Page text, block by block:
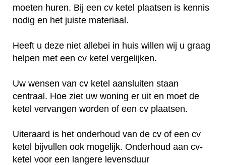
moeten huren. Bij een cv ketel plaatsen is kennis
nodig en het juiste materiaal.
Heeft u deze niet allebei in huis willen wij u graag
helpen met een cv ketel vergelijken.
Uw wensen van cv ketel aansluiten staan
centraal. Hoe ziet uw woning er uit en moet de
ketel vervangen worden of een cv plaatsen.
Uiteraard is het onderhoud van de cv of een cv
ketel bijvullen ook mogelijk. Onderhoud aan cv-
ketel voor een langere levensduur